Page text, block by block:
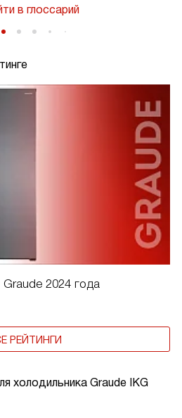
холодильника Graude IKG
в глоссарий
2024 года
РЕЙТИНГИ